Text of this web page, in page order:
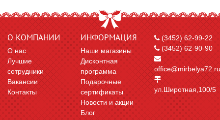
О КОМПАНИИ
О нас
Лучшие
сотрудники
Вакансии
Контакты
ИНФОРМАЦИЯ
Наши магазины
Дисконтная
программа
Подарочные
сертификаты
Новости и акции
Блог
(3452) 62-99-22
(3452) 62-90-90
office@mirbelya72.ru
ул.Широтная,100/5